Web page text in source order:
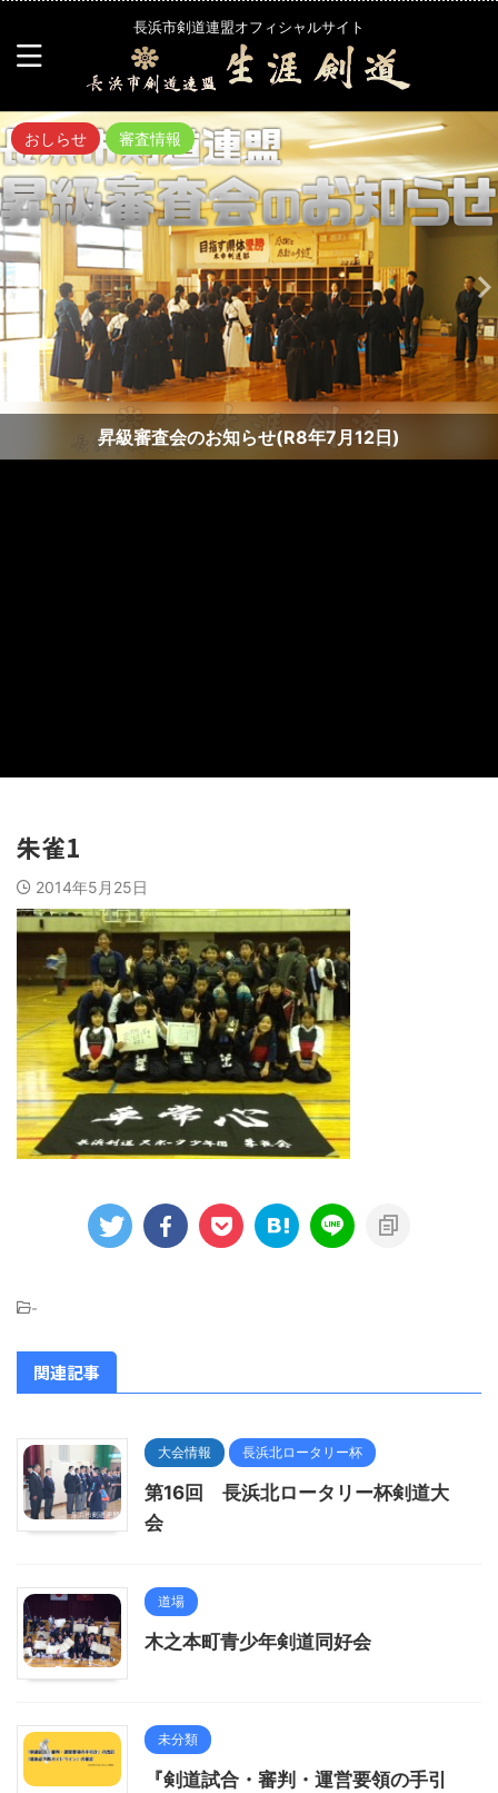
長浜市剣道連盟オフィシャルサイト
おしらせ 審査情報
昇級審査会のお知らせ(R8年7月12日)
朱雀1
2014年5月25日
-
関連記事
大会情報 長浜北ロータリー杯
第16回 長浜北ロータリー杯剣道大
会
道場
木之本町青少年剣道同好会
未分類
『剣道試合・審判・運営要領の手引